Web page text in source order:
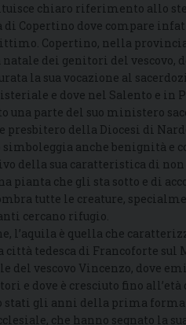
chiaro riferimento allo
di Copertino dove compare
Copertino, nella provincia
dei genitori del vescovo,
la sua vocazione al
e dove nel Salento e in
una parte del suo ministero
presbitero della Diocesi di
simboleggia anche benignità e
della sua caratteristica di non
pianta che gli sta sotto e di
tutte le creature,
cercano rifugio.
l’aquila è quella che
città tedesca di Francoforte sul
del vescovo Vincenzo, dove
e dove è cresciuto fino
stati gli anni della prima
che hanno segnato la